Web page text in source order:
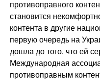
противоправного
становится
контента в другие
первую очередь на
дошла до того, что ей
Международная
противоправным